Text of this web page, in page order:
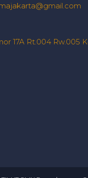
17A Rt.004 Rw.005